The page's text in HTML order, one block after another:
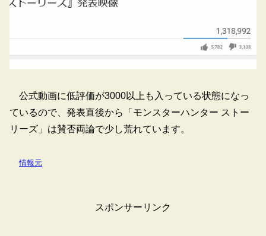
公式動画に低評価が3000以上も入っている状態になっ
ているので、発表直後から「モンスターハンター ストー
リーズ」は賛否両論で少し荒れています。
情報元
スポンサーリンク